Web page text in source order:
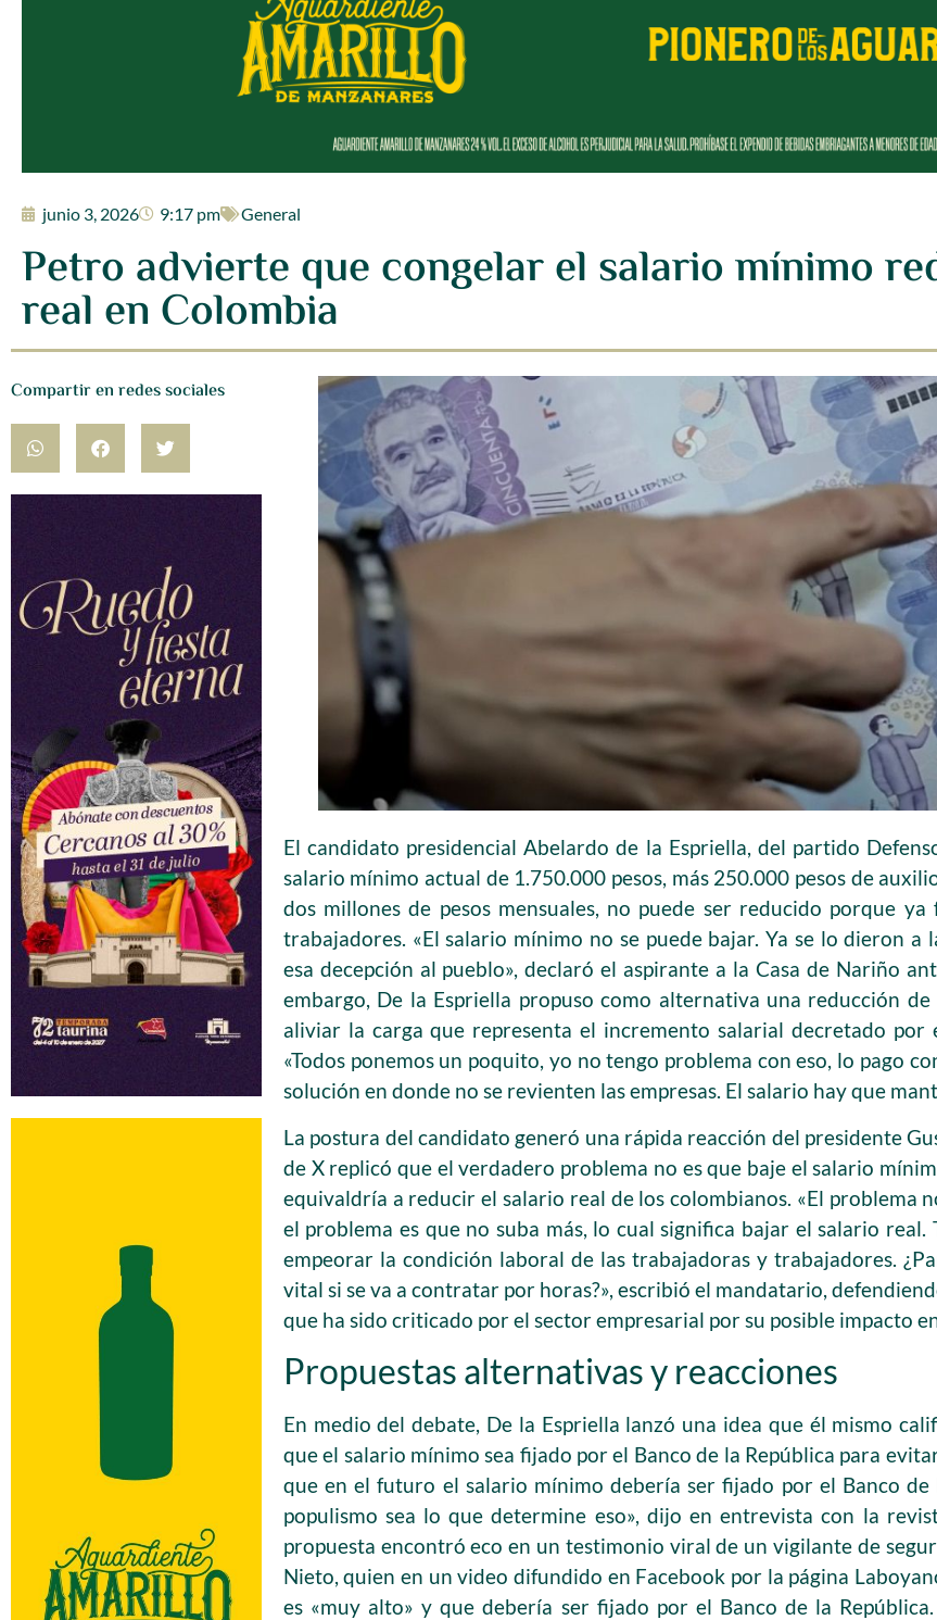
junio 3, 2026 9:17 pm General
Petro advierte que congelar el salario mínimo
real en Colombia
Compartir en redes sociales
El candidato presidencial Abelardo de la Espriella, del partido
salario mínimo actual de 1.750.000 pesos, más 250.000 pesos de
dos millones de pesos mensuales, no puede ser reducido porque
trabajadores. «El salario mínimo no se puede bajar. Ya se lo dieron a
esa decepción al pueblo», declaró el aspirante a la Casa de Nariño
embargo, De la Espriella propuso como alternativa una reducción de
aliviar la carga que representa el incremento salarial decretado por
«Todos ponemos un poquito, yo no tengo problema con eso, lo pago
solución en donde no se revienten las empresas. El salario hay que
La postura del candidato generó una rápida reacción del presidente
de X replicó que el verdadero problema no es que baje el salario
equivaldría a reducir el salario real de los colombianos. «El problema
el problema es que no suba más, lo cual significa bajar el salario
empeorar la condición laboral de las trabajadoras y trabajadores.
vital si se va a contratar por horas?», escribió el mandatario,
que ha sido criticado por el sector empresarial por su posible impacto
Propuestas alternativas y reacciones
En medio del debate, De la Espriella lanzó una idea que él mismo
que el salario mínimo sea fijado por el Banco de la República para
que en el futuro el salario mínimo debería ser fijado por el Banco
populismo sea lo que determine eso», dijo en entrevista con la
propuesta encontró eco en un testimonio viral de un vigilante de
Nieto, quien en un video difundido en Facebook por la página
es «muy alto» y que debería ser fijado por el Banco de la